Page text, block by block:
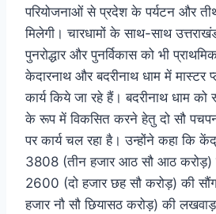
परियोजनाओं से प्रदेश के पर्यटन और
मिलेगी। चारधामों के साथ-साथ
पुनरोद्धार और पुनर्विकास को भी
केदारनाथ और बदरीनाथ धाम में मास्टर
कार्य किये जा रहे हैं। बदरीनाथ धाम को
के रूप में विकसित करने हेतु दो सौ
पर कार्य चल रहा है। उन्होंने कहा कि
3808 (तीन हजार आठ सौ आठ करोड़)
2600 (दो हजार छह सौ करोड़) की
हजार नौ सौ छियासठ करोड़) की लखवाड़